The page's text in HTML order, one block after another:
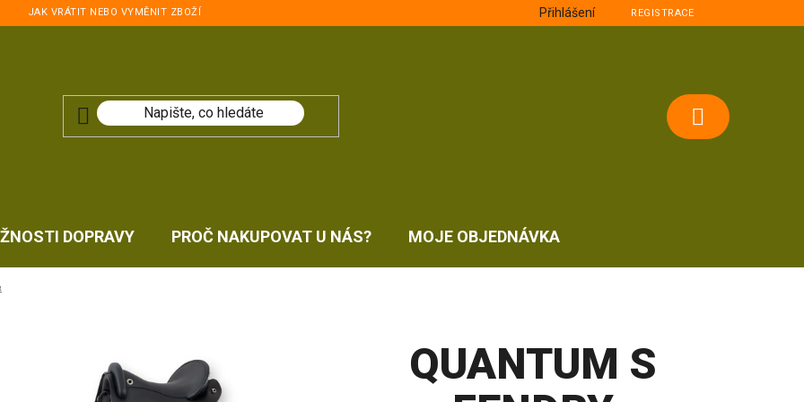
JAK VRÁTIT NEBO VYMĚNIT ZBOŽÍ Přihlášení REGISTRACE
NÁKUPNÍ
DOPRAVY PROČ NAKUPOVAT U NÁS? MOJE OBJEDNÁVKA
QUANTUM S